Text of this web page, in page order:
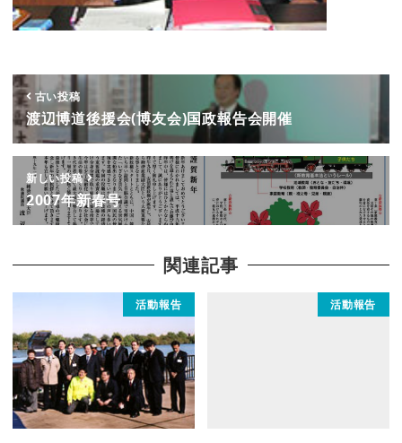
古い投稿
渡辺博道後援会(博友会)国政報告会開催
新しい投稿
2007年新春号
関連記事
活動報告 活動報告